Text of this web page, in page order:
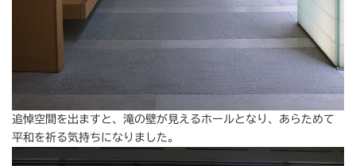
追悼空間を出ますと、滝の壁が見えるホールとなり、あらためて
平和を祈る気持ちになりました。